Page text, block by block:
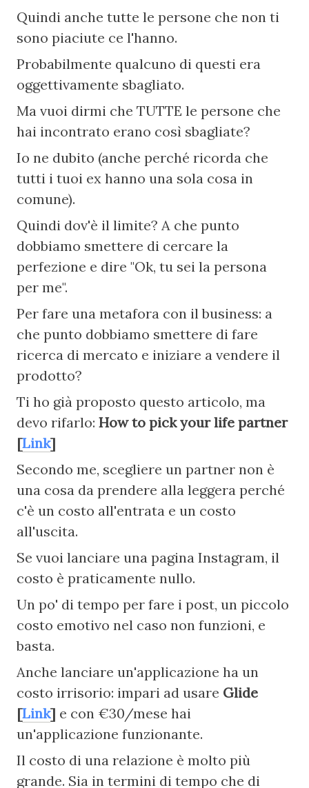
Quindi anche tutte le persone che non ti
sono piaciute ce l'hanno.
Probabilmente qualcuno di questi era
oggettivamente sbagliato.
Ma vuoi dirmi che TUTTE le persone che
hai incontrato erano così sbagliate?
Io ne dubito (anche perché ricorda che
tutti i tuoi ex hanno una sola cosa in
comune).
Quindi dov'è il limite? A che punto
dobbiamo smettere di cercare la
perfezione e dire "Ok, tu sei la persona
per me".
Per fare una metafora con il business: a
che punto dobbiamo smettere di fare
ricerca di mercato e iniziare a vendere il
prodotto?
Ti ho già proposto questo articolo, ma
devo rifarlo: How to pick your life partner
[Link]
Secondo me, scegliere un partner non è
una cosa da prendere alla leggera perché
c'è un costo all'entrata e un costo
all'uscita.
Se vuoi lanciare una pagina Instagram, il
costo è praticamente nullo.
Un po' di tempo per fare i post, un piccolo
costo emotivo nel caso non funzioni, e
basta.
Anche lanciare un'applicazione ha un
costo irrisorio: impari ad usare Glide
[Link] e con €30/mese hai
un'applicazione funzionante.
Il costo di una relazione è molto più
grande. Sia in termini di tempo che di